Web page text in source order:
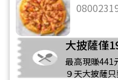
大披薩僅
最高現賺441
９天大披薩